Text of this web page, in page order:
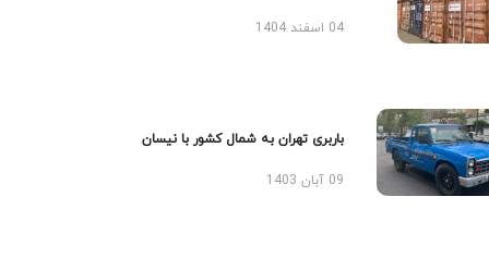
04 اسفند 1404
باربری تهران به شمال کشور با نیسان
09 آبان 1403